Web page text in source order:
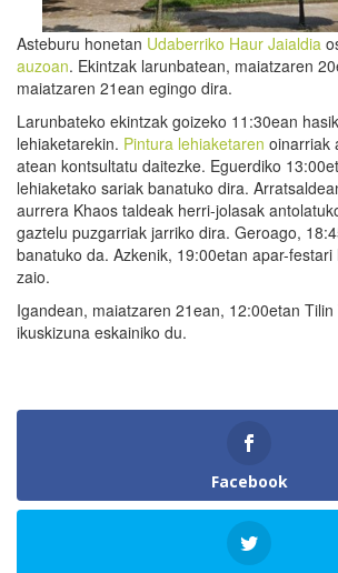
Asteburu honetan Udaberriko Haur Jaialdia
auzoan. Ekintzak larunbatean, maiatzaren
maiatzaren 21ean egingo dira.
Larunbateko ekintzak goizeko 11:30ean
lehiaketarekin. Pintura lehiaketaren oinarriak
atean kontsultatu daitezke. Eguerdiko
lehiaketako sariak banatuko dira.
aurrera Khaos taldeak herri-jolasak
gaztelu puzgarriak jarriko dira. Geroago,
banatuko da. Azkenik, 19:00etan apar-
zaio.
Igandean, maiatzaren 21ean, 12:00etan
ikuskizuna eskainiko du.
Facebook